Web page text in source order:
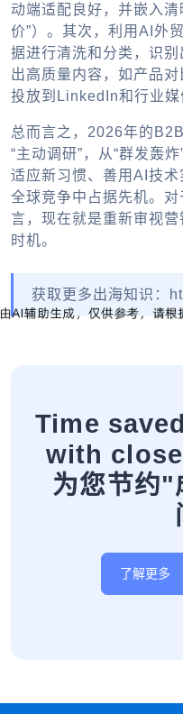
动端适配良好，并嵌入
价”）。其次，利用AI外
据进行清洗和分类，识
出高质量内容，如产品
投放到LinkedIn和行业媒
总而言之，2026年的
“主动调研”，从“群发轰
适应新习惯、善用AI技
全球竞争中占据先机。
言，现在就是重新审视
时机。
获取更多出海知识：
Time
with
为您节约"
了解更多